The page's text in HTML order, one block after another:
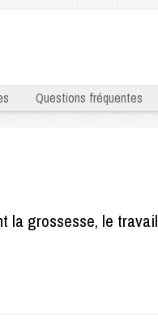
Questions fréquentes
la grossesse, le travail